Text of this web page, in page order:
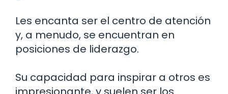
Les encanta ser el centro de atención
y, a menudo, se encuentran en
posiciones de liderazgo.
Su capacidad para inspirar a otros es